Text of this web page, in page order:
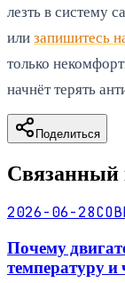
лезть в систему
илизапишитесь
только
начнёт терять
Поделиться
Связанный
2026-06-28
Почему
температуру и